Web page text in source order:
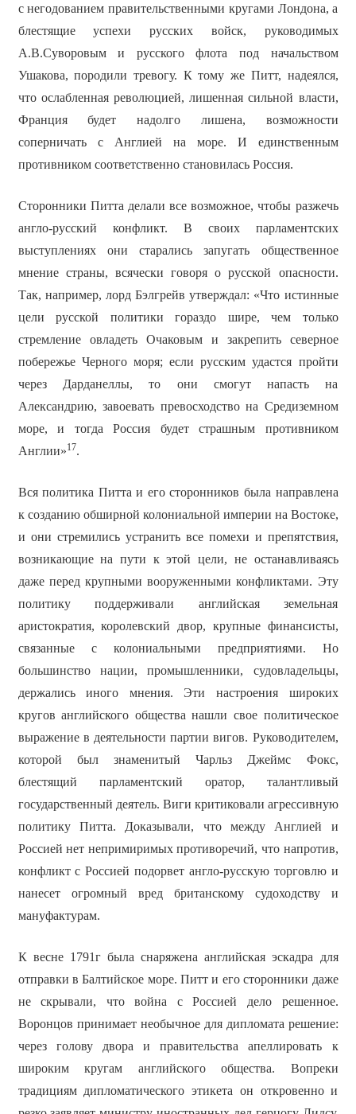
с негодованием правительственными кругами Лондона, а
блестящие успехи русских войск, руководимых
А.В.Суворовым и русского флота под начальством
Ушакова, породили тревогу. К тому же Питт, надеялся,
что ослабленная революцией, лишенная сильной власти,
Франция будет надолго лишена, возможности
соперничать с Англией на море. И единственным
противником соответственно становилась Россия.
Сторонники Питта делали все возможное, чтобы разжечь
англо-русский конфликт. В своих парламентских
выступлениях они старались запугать общественное
мнение страны, всячески говоря о русской опасности.
Так, например, лорд Бэлгрейв утверждал: «Что истинные
цели русской политики гораздо шире, чем только
стремление овладеть Очаковым и закрепить северное
побережье Черного моря; если русским удастся пройти
через Дарданеллы, то они смогут напасть на
Александрию, завоевать превосходство на Средиземном
море, и тогда Россия будет страшным противником
Англии»17.
Вся политика Питта и его сторонников была направлена
к созданию обширной колониальной империи на Востоке,
и они стремились устранить все помехи и препятствия,
возникающие на пути к этой цели, не останавливаясь
даже перед крупными вооруженными конфликтами. Эту
политику поддерживали английская земельная
аристократия, королевский двор, крупные финансисты,
связанные с колониальными предприятиями. Но
большинство нации, промышленники, судовладельцы,
держались иного мнения. Эти настроения широких
кругов английского общества нашли свое политическое
выражение в деятельности партии вигов. Руководителем,
которой был знаменитый Чарльз Джеймс Фокс,
блестящий парламентский оратор, талантливый
государственный деятель. Виги критиковали агрессивную
политику Питта. Доказывали, что между Англией и
Россией нет непримиримых противоречий, что напротив,
конфликт с Россией подорвет англо-русскую торговлю и
нанесет огромный вред британскому судоходству и
мануфактурам.
К весне 1791г была снаряжена английская эскадра для
отправки в Балтийское море. Питт и его сторонники даже
не скрывали, что война с Россией дело решенное.
Воронцов принимает необычное для дипломата решение:
через голову двора и правительства апеллировать к
широким кругам английского общества. Вопреки
традициям дипломатического этикета он откровенно и